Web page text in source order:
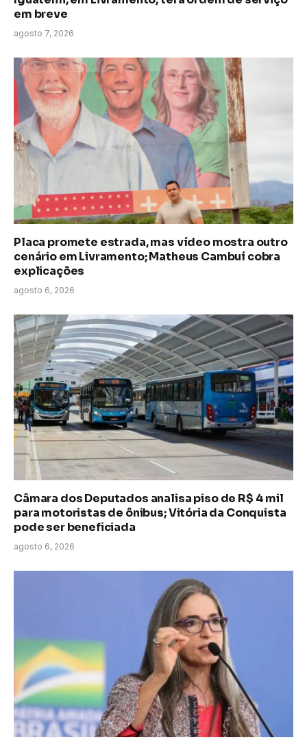
em breve
agosto 7, 2026
Placa promete estrada, mas vídeo mostra outro
cenário em Livramento; Matheus Cambuí cobra
explicações
agosto 6, 2026
Câmara dos Deputados analisa piso de R$ 4 mil
para motoristas de ônibus; Vitória da Conquista
pode ser beneficiada
agosto 6, 2026